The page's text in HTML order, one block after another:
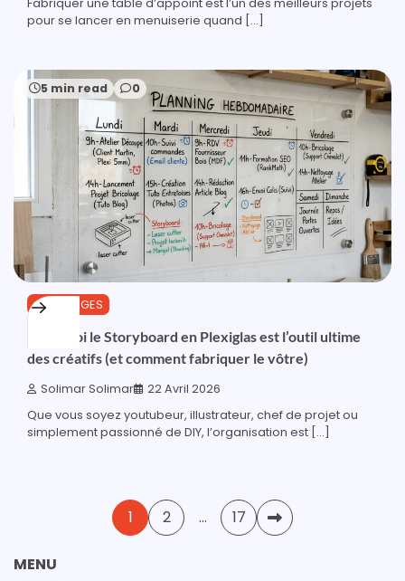
pour se lancer en menuiserie quand […]
5 min read 0
OUTILLAGES
Pourquoi le Storyboard en Plexiglas est l’outil ultime
des créatifs (et comment fabriquer le vôtre)
Solimar Solimar 22 Avril 2026
Que vous soyez youtubeur, illustrateur, chef de projet ou
simplement passionné de DIY, l’organisation est […]
Pagination1 2 … 17
MENU